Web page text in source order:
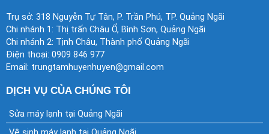
o
o
k
e
r
b
e
Trụ sở: 318 Nguyễn Tự Tân, P. Trần Phú, TP. Quảng Ngãi
Chi nhánh 1: Thị trấn Châu Ổ, Bình Sơn, Quảng Ngãi
Chi nhánh 2: Tịnh Châu, Thành phố Quảng Ngãi
Điện thoại: 0909 846 977
Email: trungtamhuyenhuyen@gmail.com
DỊCH VỤ CỦA CHÚNG TÔI
Sửa máy lạnh tại Quảng Ngãi